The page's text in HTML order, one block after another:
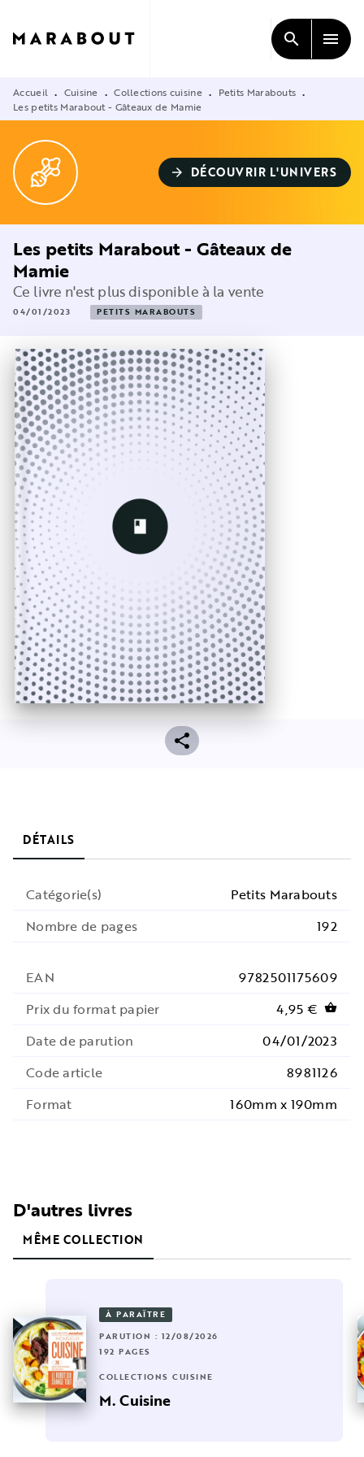
CONTENU
search menu
Accueil • Cuisine • Collections cuisine • Petits Marabouts •
Les petits Marabout - Gâteaux de Mamie
arrow_forward DÉCOUVRIR L'UNIVERS
Les petits Marabout - Gâteaux de
Mamie
Ce livre n'est plus disponible à la vente
04/01/2023 PETITS MARABOUTS
DÉTAILS
Catégorie(s)
Petits Marabouts
Nombre de pages
192
EAN
9782501175609
Prix du format papier
4,95 € shopping_basket
Date de parution
04/01/2023
Code article
8981126
Format
160mm x 190mm
D'autres livres
MÊME COLLECTION
À PARAÎTRE
PARUTION : 12/08/2026
192 PAGES
COLLECTIONS CUISINE
M. Cuisine